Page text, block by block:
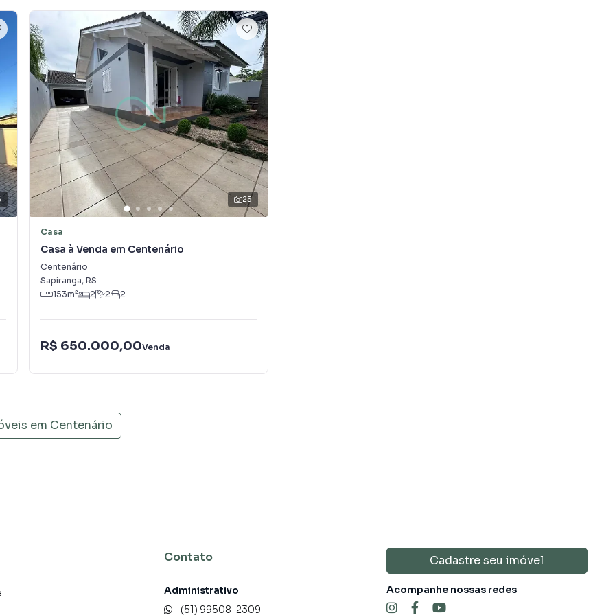
com segurança e tranquilidade. Na Frassão Negócios
Sapiranga mesmo não estando na cidade e com a
ou smartphone. Nós criamos soluções
inquilinos e compradores com o mercado
Negócios é uma imobiliária digital com imóveis
seu imóvel muito mais rápido do que em
diversos imóveis em Sapiranga, especialmente em
digital focada em produzir campanhas
e uma central de atendimento preparada para
25
Casa
Casa à Venda em Centenário
Centenário
Sapiranga, RS
153m² 2 2 2
R$ 650.000,00Venda
em Centenário
Contato
Administrativo
(51) 99508-2309
Cadastre seu imóvel
Acompanhe nossas redes